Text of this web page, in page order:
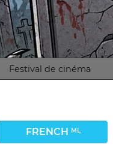
Festival de cinéma
FRENCH ML